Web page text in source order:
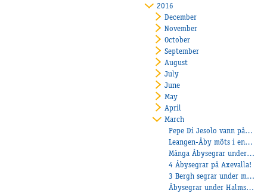
2016
December
November
October
September
August
July
June
May
April
March
Pepe Di Jesolo vann på Jägersro
Leangen-Åby möts i en montématch den 14 april!
Många Åbysegrar under Påsken!
4 Åbysegrar på Axevalla!
3 Bergh segrar under måndagen!
Åbysegrar under Halmstads breddlopp!